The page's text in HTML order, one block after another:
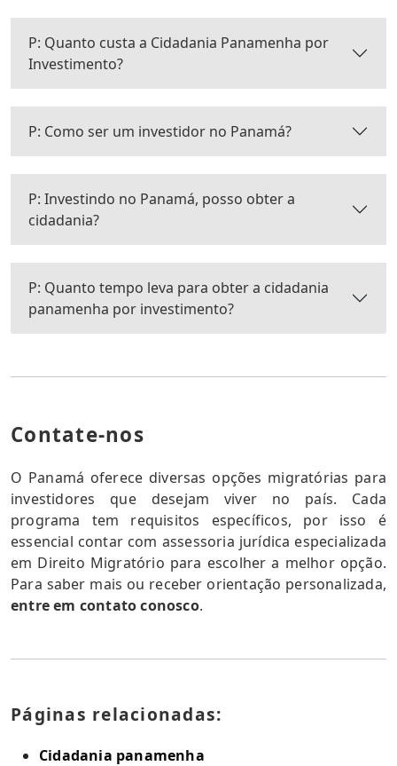
P: Quanto custa a Cidadania Panamenha por
Investimento?
P: Como ser um investidor no Panamá?
P: Investindo no Panamá, posso obter a
cidadania?
P: Quanto tempo leva para obter a cidadania
panamenha por investimento?
Contate-nos
O Panamá oferece diversas opções migratórias para
investidores que desejam viver no país. Cada
programa tem requisitos específicos, por isso é
essencial contar com assessoria jurídica especializada
em Direito Migratório para escolher a melhor opção.
Para saber mais ou receber orientação personalizada,
entre em contato conosco.
Páginas relacionadas:
Cidadania panamenha